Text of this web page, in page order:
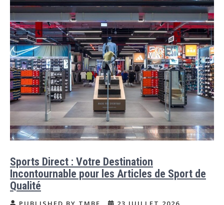
Sports Direct : Votre Destination
Incontournable pour les Articles de Sport de
Qualité